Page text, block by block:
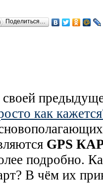
Поделиться…
как
GPS
подробно.
В чём их